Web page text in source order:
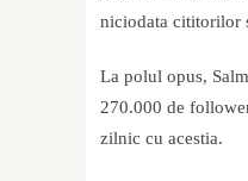
niciodata cititorilor
La polul opus,
270.000 de
zilnic cu acestia.